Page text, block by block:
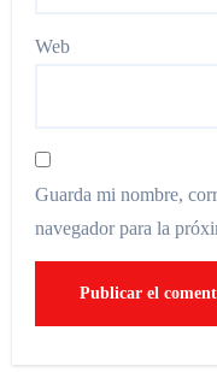
Web
Guarda mi nombre,
navegador para la